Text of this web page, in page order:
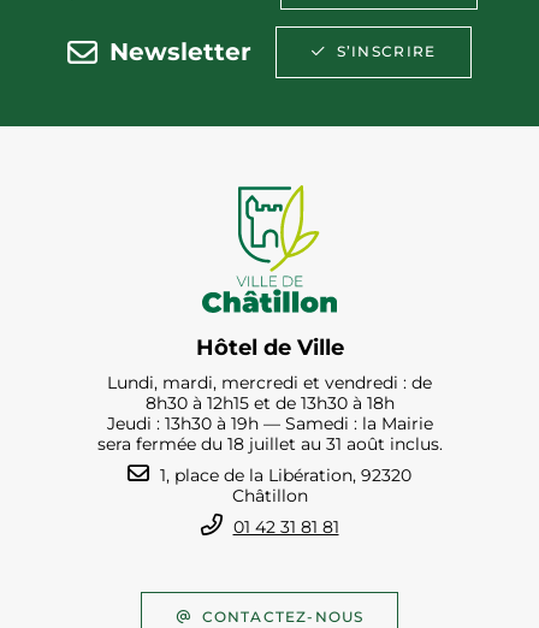
Newsletter S’INSCRIRE
Hôtel de Ville
Lundi, mardi, mercredi et vendredi : de
8h30 à 12h15 et de 13h30 à 18h
Jeudi : 13h30 à 19h — Samedi : la Mairie
sera fermée du 18 juillet au 31 août inclus.
1, place de la Libération, 92320
Châtillon
01 42 31 81 81
CONTACTEZ-NOUS